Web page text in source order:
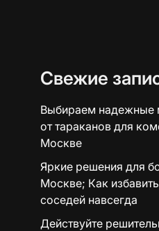
Свежие
Выбираем надежные
от тараканов для
Москве
Яркие решения для
Москве; Как
соседей навсегда
Действуйте